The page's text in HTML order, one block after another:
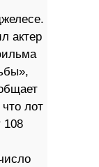
актер
лот
108